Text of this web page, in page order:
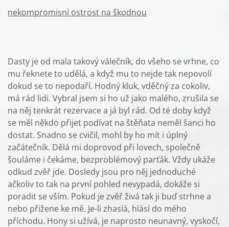
nekompromisní ostrost na škodnou
Dasty je od mala takový válečník, do všeho se vrhne, co
mu řeknete to udělá, a když mu to nejde tak nepovolí
dokud se to nepodaří. Hodný kluk, vděčný za cokoliv,
má rád lidi. Vybral jsem si ho už jako malého, zrušila se
na něj tenkrát rezervace a já byl rád. Od té doby když
se měl někdo přijet podívat na štěňata neměl šanci ho
dostat. Snadno se cvičil, mohl by ho mít i úplný
začátečník. Dělá mi doprovod při lovech, společně
šouláme i čekáme, bezproblémový parťák. Vždy ukáže
odkud zvěř jde. Dosledy jsou pro něj jednoduché
ačkoliv to tak na první pohled nevypadá, dokáže si
poradit se vším. Pokud je zvěř živá tak ji buď strhne a
nebo přižene ke mě. Je-li zhaslá, hlásí do mého
příchodu. Hony si užívá, je naprosto neunavný, vyskočí,